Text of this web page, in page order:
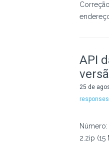
API
25 de
responses
2.zip